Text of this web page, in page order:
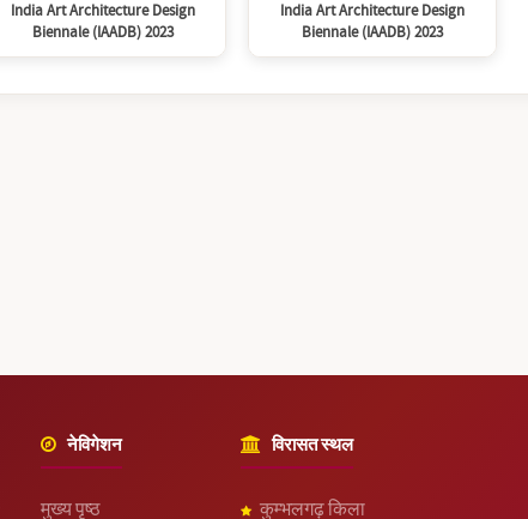
India Art Architecture Design
Biennale (IAADB) 2023
India Art Architecture Design
Biennale (IAADB) 2023
नेविगेशन
मुख्य पृष्ठ
विरासत स्थल
कुम्भलगढ़ किला